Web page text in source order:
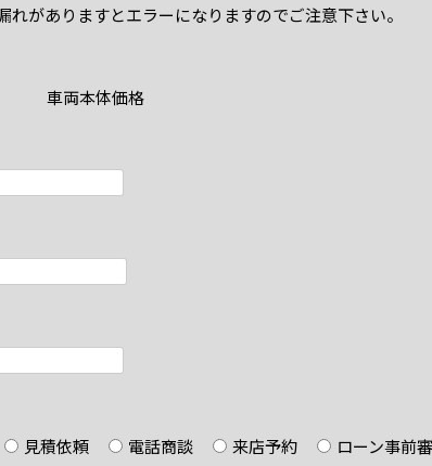
れがありますとエラーになりますのでご注意下さい。
車両本体価格
見積依頼 電話商談 来店予約 ローン事前